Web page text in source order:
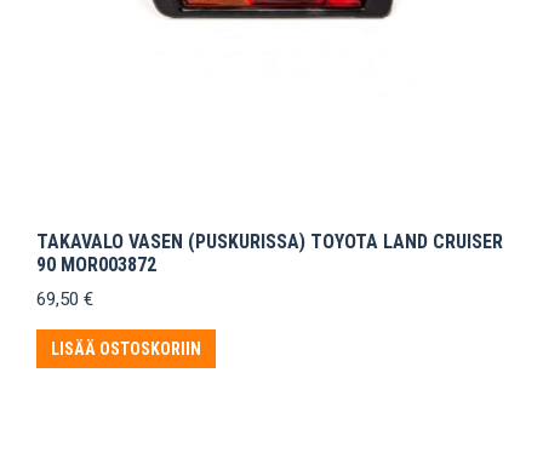
TAKAVALO VASEN (PUSKURISSA) TOYOTA LAND CRUISER
90 MOR003872
69,50 €
LISÄÄ OSTOSKORIIN